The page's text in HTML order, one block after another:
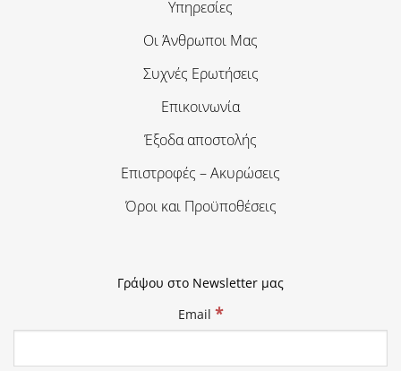
Υπηρεσίες
Οι Άνθρωποι Μας
Συχνές Ερωτήσεις
Επικοινωνία
Έξοδα αποστολής
Επιστροφές – Ακυρώσεις
Όροι και Προϋποθέσεις
Γράψου στο Newsletter μας
Email *